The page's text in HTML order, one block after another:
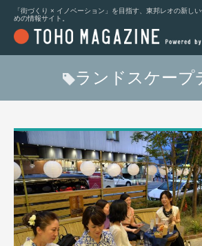
「街づくり × イノベーション」を目指す、東邦レオの新し
めの情報サイト。
ランドスケープ